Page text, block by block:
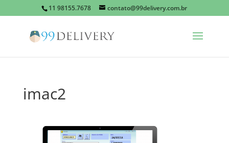
11 98155.7678 contato@99delivery.com.br
imac2